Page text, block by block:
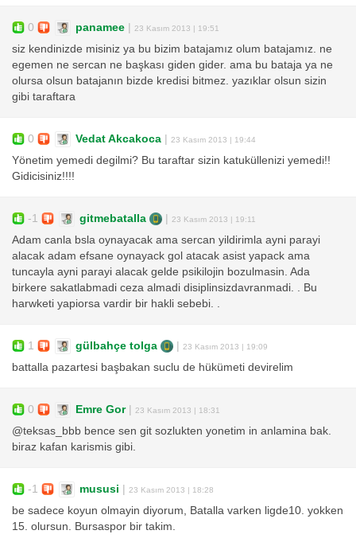
0 panamee | 23 Kasım 2013 | 19:51
siz kendinizde misiniz ya bu bizim batajamız olum batajamız. ne
egemen ne sercan ne başkası giden gider. ama bu bataja ya ne
olursa olsun batajanın bizde kredisi bitmez. yazıklar olsun sizin
gibi taraftara
0 Vedat Akcakoca | 23 Kasım 2013 | 19:44
Yönetim yemedi degilmi? Bu taraftar sizin katuküllenizi yemedi!!
Gidicisiniz!!!!
-1 gitmebatalla | 23 Kasım 2013 | 19:11
Adam canla bsla oynayacak ama sercan yildirimla ayni parayi
alacak adam efsane oynayack gol atacak asist yapack ama
tuncayla ayni parayi alacak gelde psikilojin bozulmasin. Ada
birkere sakatlabmadi ceza almadi disiplinsizdavranmadi. . Bu
harwketi yapiorsa vardir bir hakli sebebi. .
1 gülbahçe tolga | 23 Kasım 2013 | 19:09
battalla pazartesi başbakan suclu de hükümeti devirelim
0 Emre Gor| 23 Kasım 2013 | 18:31
@teksas_bbb bence sen git sozlukten yonetim in anlamina bak.
biraz kafan karismis gibi.
-1 mususi | 23 Kasım 2013 | 18:28
be sadece koyun olmayin diyorum, Batalla varken ligde10. yokken
15. olursun. Bursaspor bir takim.